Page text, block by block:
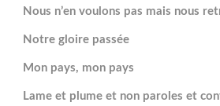
Nous n’en voulons pas mais nous
Notre gloire passée
Mon pays, mon pays
Lame et plume et non paroles et